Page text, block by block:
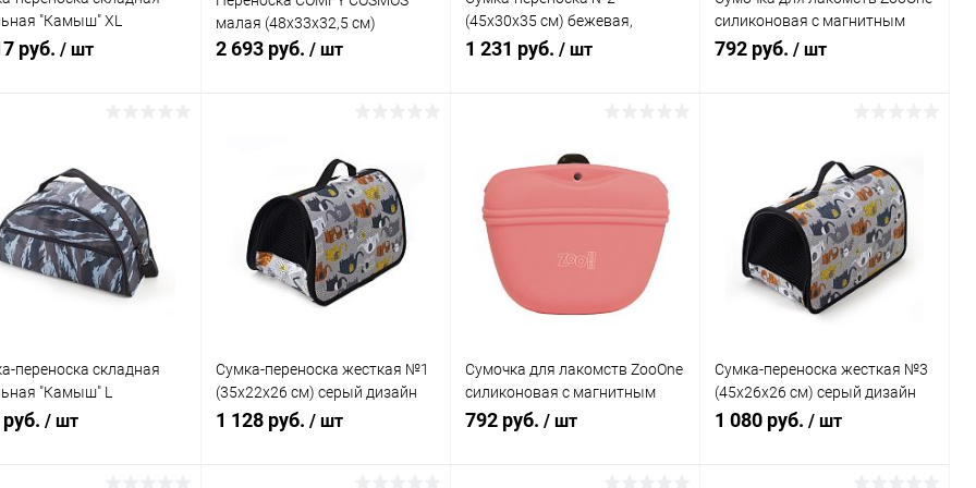
"Камыш" XL
см), для собак и
руб. / шт
Купить в 1
Сравнение
избранное В наличии
малая (48х33х32,5 см)
2 693 руб. / шт
Купить в 1
Сравнение
В избранное В наличии
(45х30х35 см) бежевая,
дизайн "Коты"
1 231 руб. / шт
клик
Сравнение
В избранное В наличии
силиконовая с магнитным
замком (САЛАТОВАЯ)
792 руб. / шт
Купить в 1
Сравнение
В избранное В наличии
переноска складная
"Камыш" L
см), для собак и
/ шт
Сумка-переноска жесткая №1
(35х22х26 см) серый дизайн
"Слоники", без ремня
1 128 руб. / шт
Сумочка для лакомств ZooOne
силиконовая с магнитным
замком (КРАСНАЯ)
792 руб. / шт
Сумка-переноска жесткая №3
(45х26х26 см) серый дизайн
"Слоники", без ремня
1 080 руб. / шт